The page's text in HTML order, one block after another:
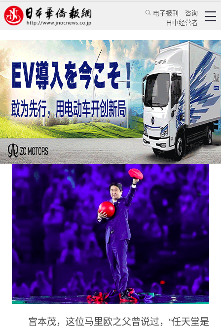
电子报刊
咨询
日中经营者
任天堂的传说，是迪士尼的眼泪
蔡晖 日本新闻 社会观察
日本华侨报 2023/5/9 01:08:37
宫本茂，这位马里欧之父曾说过，“任天堂是